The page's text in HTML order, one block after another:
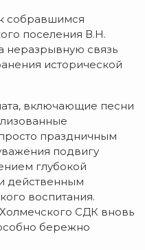
собравшимся
поселения В.Н.
неразрывную связь
исторической
включающие песни
праздничным
подвигу
глубокой
действенным
воспитания.
СДК вновь
бережно